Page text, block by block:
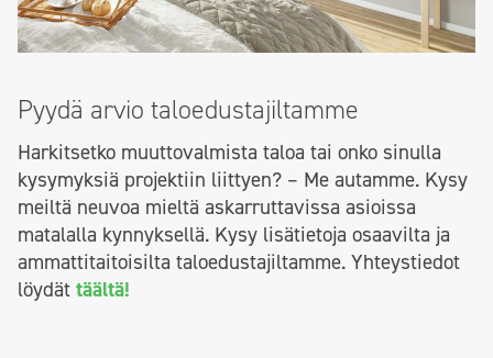
Pyydä arvio taloedustajiltamme
Harkitsetko muuttovalmista taloa tai onko sinulla
kysymyksiä projektiin liittyen? – Me autamme. Kysy
meiltä neuvoa mieltä askarruttavissa asioissa
matalalla kynnyksellä. Kysy lisätietoja osaavilta ja
ammattitaitoisilta taloedustajiltamme. Yhteystiedot
löydät täältä!